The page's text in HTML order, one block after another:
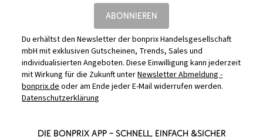
ABONNIEREN
Du erhältst den Newsletter der bonprix Handelsgesellschaft
mbH mit exklusiven Gutscheinen, Trends, Sales und
individualisierten Angeboten. Diese Einwilligung kann jederzeit
mit Wirkung für die Zukunft unterNewsletter Abmeldung -
bonprix.deoder am Ende jeder E-Mail widerrufen werden.
Datenschutzerklärung
DIE BONPRIX APP – SCHNELL, EINFACH &SICHER